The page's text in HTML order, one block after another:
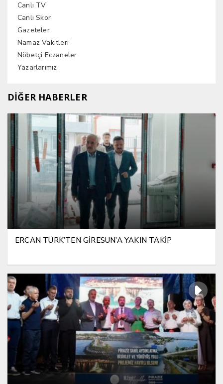
Canlı TV
Canlı Skor
Gazeteler
Namaz Vakitleri
Nöbetçi Eczaneler
Yazarlarımız
DİĞER HABERLER
ERCAN TÜRK’TEN GİRESUN’A YAKIN TAKİP